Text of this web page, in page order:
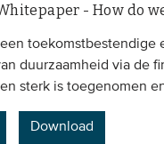
- How do
duurzaamheid via de
sterk is toegenomen
Download